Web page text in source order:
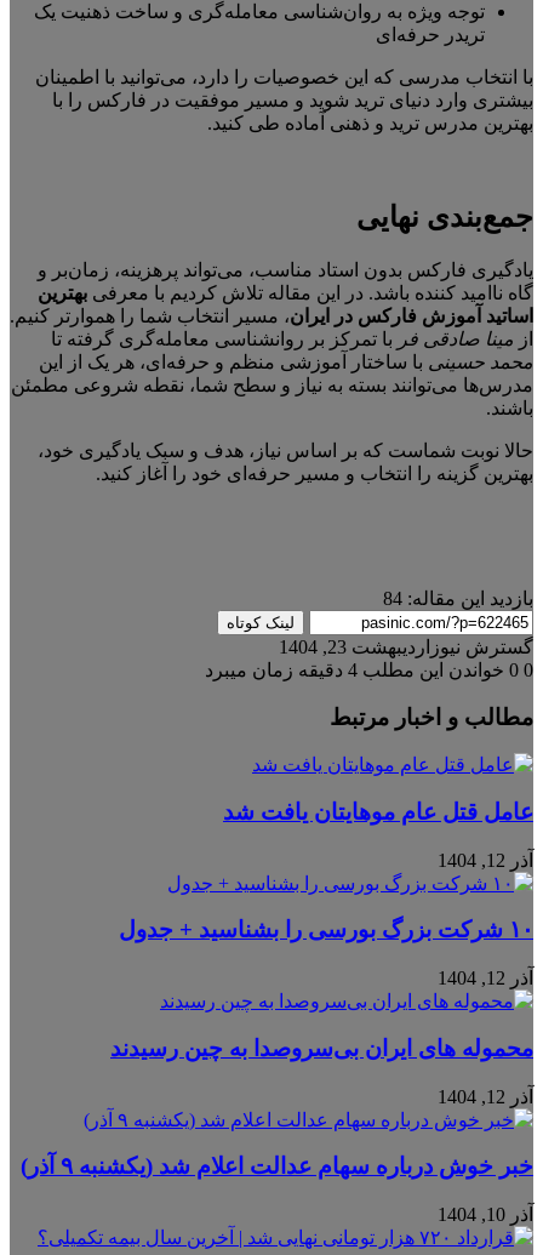
توجه ویژه به روان‌شناسی معامله‌گری و ساخت ذهنیت یک
تریدر حرفه‌ای
با انتخاب مدرسی که این خصوصیات را دارد، می‌توانید با اطمینان
بیشتری وارد دنیای ترید شوید و مسیر موفقیت در فارکس را با
بهترین مدرس ترید و ذهنی آماده طی کنید.
جمع‌بندی نهایی
یادگیری فارکس بدون استاد مناسب، می‌تواند پرهزینه، زمان‌بر و
گاه ناامید کننده باشد. در این مقاله تلاش کردیم با معرفی بهترین
اساتید آموزش فارکس در ایران، مسیر انتخاب شما را هموارتر کنیم.
از مینا صادقی فر با تمرکز بر روانشناسی معامله‌گری گرفته تا
محمد حسینی با ساختار آموزشی منظم و حرفه‌ای، هر یک از این
مدرس‌ها می‌توانند بسته به نیاز و سطح شما، نقطه شروعی مطمئن
باشند.
حالا نوبت شماست که بر اساس نیاز، هدف و سبک یادگیری خود،
بهترین گزینه را انتخاب و مسیر حرفه‌ای خود را آغاز کنید.
بازدید این مقاله: 84
لینک کوتاه
گسترش نیوز اردیبهشت 23, 1404
0
خواندن این مطلب 4 دقیقه زمان میبرد
مطالب و اخبار مرتبط
عامل قتل عام موهایتان یافت شد
آذر 12, 1404
۱۰ شرکت بزرگ بورسی را بشناسید + جدول
آذر 12, 1404
محموله‌ های ایران بی‌سروصدا به چین رسیدند
آذر 12, 1404
خبر خوش درباره سهام عدالت اعلام شد (یکشنبه ۹ آذر)
آذر 10, 1404